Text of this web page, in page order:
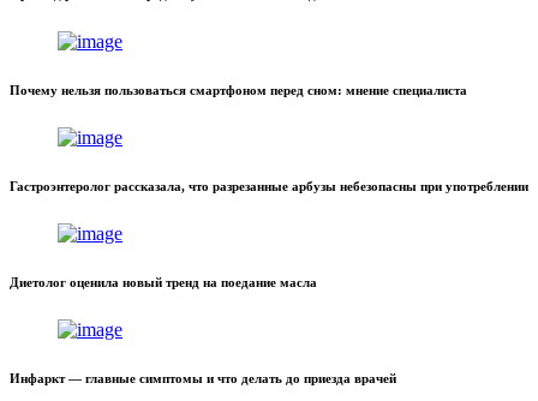
Почему нельзя пользоваться смартфоном перед сном: мнение специалиста
Гастроэнтеролог рассказала, что разрезанные арбузы небезопасны при употреблении
Диетолог оценила новый тренд на поедание масла
Инфаркт — главные симптомы и что делать до приезда врачей